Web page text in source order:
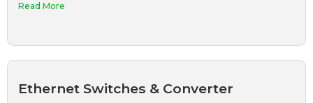
Read More
Ethernet Switches & Converter